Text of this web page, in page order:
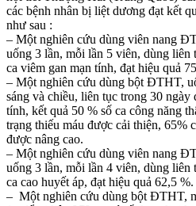
các bệnh nhân bị liệt dương đạt kết
như sau :
– Một nghiên cứu dùng viên nang
uống 3 lần, mỗi lần 5 viên, dùng liên
ca viêm gan mạn tính, đạt hiệu quả
– Một nghiên cứu dùng bột ĐTHT,
sáng và chiều, liên tục trong 30 ngày
tính, kết quả 50 % số ca công năng
trạng thiếu máu được cải thiện, 65%
được nâng cao.
– Một nghiên cứu dùng viên nang
uống 3 lần, mỗi lần 4 viên, dùng liên
ca cao huyết áp, đạt hiệu quả 62,5 %.
– Một nghiên cứu dùng bột ĐTHT,